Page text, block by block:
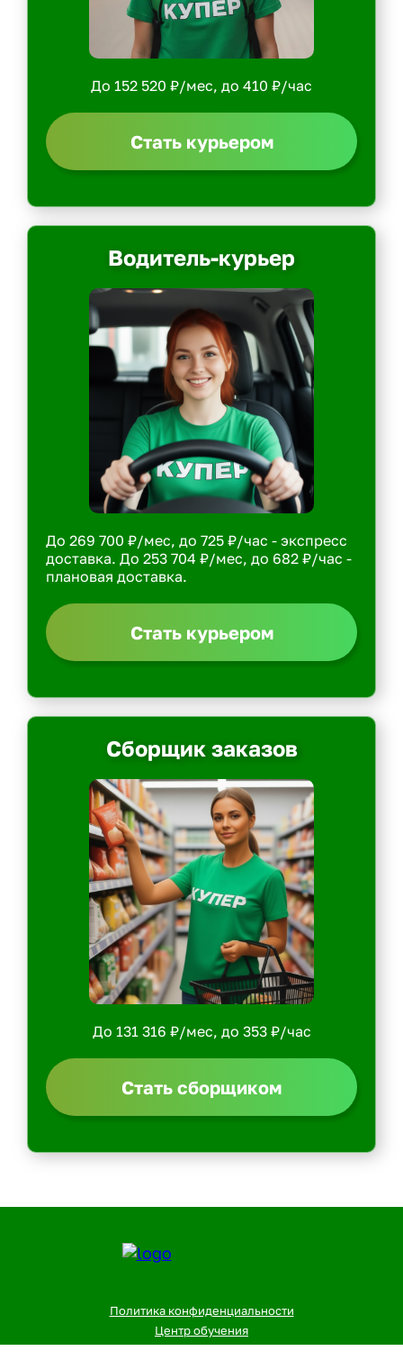
До 152 520 ₽/мес, до 410 ₽/час
Стать курьером
Водитель-курьер
До 269 700 ₽/мес, до 725 ₽/час - экспресс
доставка. До 253 704 ₽/мес, до 682 ₽/час -
плановая доставка.
Стать курьером
Сборщик заказов
До 131 316 ₽/мес, до 353 ₽/час
Стать сборщиком
Политика конфиденциальности
Центр обучения